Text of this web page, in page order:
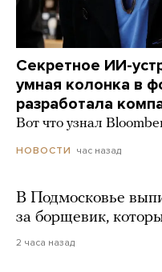
Секретное ИИ-
умная колонка в
разработала
Вот что узнал
НОВОСТИ час назад
В Подмосковье
за борщевик,
2 часа назад